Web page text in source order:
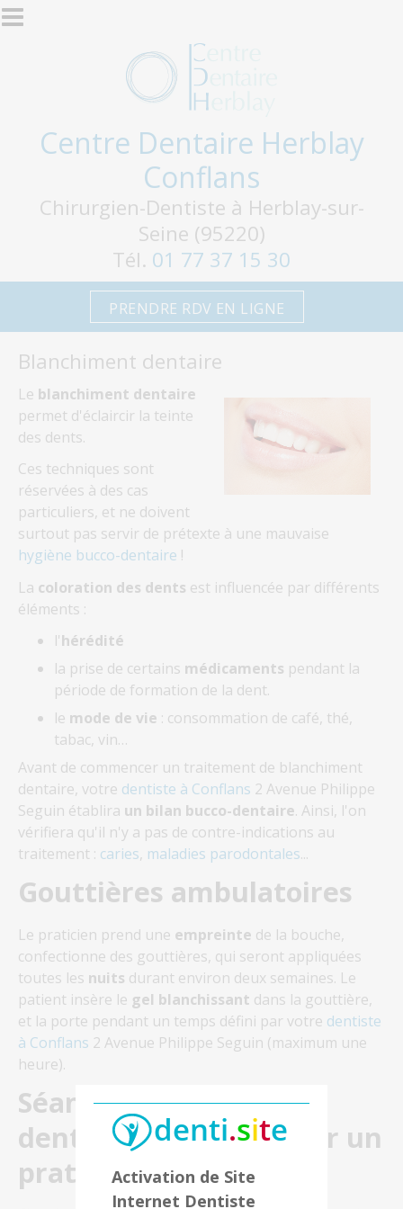
Aller au contenu principal
Centre Dentaire Herblay
Conflans
Chirurgien-Dentiste à Herblay-sur-
Seine (95220)
Tél. 01 77 37 15 30
PRENDRE RDV EN LIGNE
Blanchiment dentaire
Le blanchiment dentaire
permet d'éclaircir la teinte
des dents.
Ces techniques sont
réservées à des cas
particuliers, et ne doivent
surtout pas servir de prétexte à une mauvaise
hygiène bucco-dentaire !
La coloration des dents est influencée par différents
éléments :
l'hérédité
la prise de certains médicaments pendant la
période de formation de la dent.
le mode de vie : consommation de café, thé,
tabac, vin…
Avant de commencer un traitement de blanchiment
dentaire, votre dentiste à Conflans 2 Avenue Philippe
Seguin établira un bilan bucco-dentaire. Ainsi, l'on
vérifiera qu'il n'y a pas de contre-indications au
traitement : caries, maladies parodontales...
Gouttières ambulatoires
Le praticien prend une empreinte de la bouche,
confectionne des gouttières, qui seront appliquées
toutes les nuits durant environ deux semaines. Le
patient insère le gel blanchissant dans la gouttière,
et la porte pendant un temps défini par votre dentiste
à Conflans 2 Avenue Philippe Seguin (maximum une
heure).
Séances au cabinet
dentaire effectuées par un
praticienActivation de Site
Internet Dentiste